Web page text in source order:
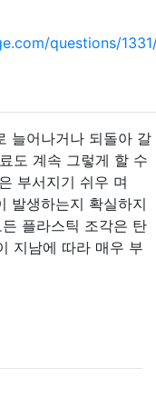
questions/
늘어나거나 되돌아 갈
도 계속 그렇게 할 수
부서지기 쉬우 며
발생하는지 확실하지
플라스틱 조각은 탄
지남에 따라 매우 부